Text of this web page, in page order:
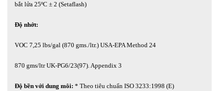
bắt lửa 25ºC ± 2 (Setaflash)
Độ nhớt:
VOC 7,25 lbs/gal (870 gms./ltr.) USA-EPA Method 24
870 gms/ltr UK-PG6/23(97). Appendix 3
Độ bền với dung môi: * Theo tiêu chuẩn ISO 3233:1998 (E)